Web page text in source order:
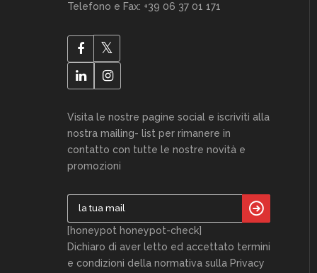
Telefono e Fax: +39 06 37 01 171
Visita le nostre pagine social e iscriviti alla
nostra mailing- list per rimanere in
contatto con tutte le nostre novità e
promozioni
[honeypot honeypot-check]
Dichiaro di aver letto ed accettato termini
e condizioni della normativa sulla Privacy